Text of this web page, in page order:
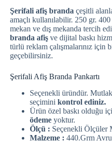
Şerifali afiş branda çeşitli
amaçlı kullanılabilir. 250 gr.
mekan ve dış mekanda tercih
branda afiş ve dijital baskı
türlü reklam çalışmalarınız için
geçebilirsiniz.
Şerifali Afiş Branda Pankartı
Seçenekli üründür.
seçimini kontrol ediniz.
Ürün özel baskı olduğu
ödeme yoktur.
Ölçü : Seçenekli Ölçüler
Malzeme : 440.Grm